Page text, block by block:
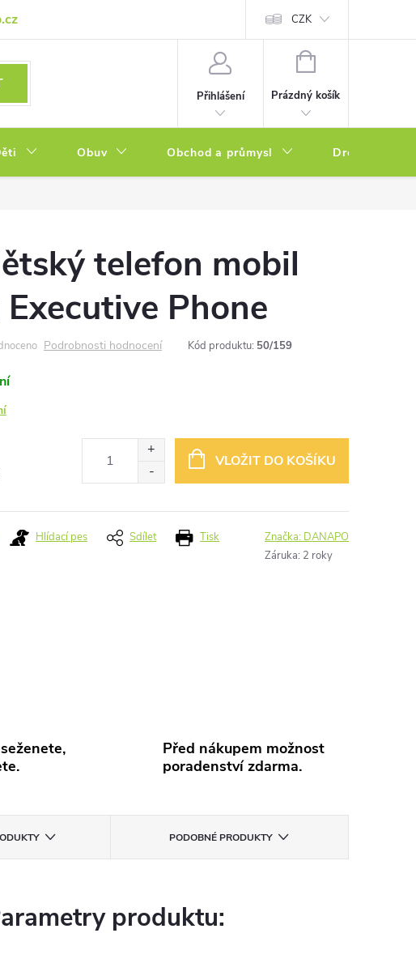
a výměna zboží Podmínky ochrany osobních údajů Soubory cookies
CZK
Přihlášení
NÁKUPNÍ
Prázdný košík
Obuv Obchod a průmysl Drogerie
telefon mobil
Phone
Podrobnosti hodnocení Kód produktu: 50/159
VLOŽIT DO KOŠÍKU
Tisk
Hlídací pes Sdílet Značka: DANAPO
Záruka: 2 roky
Před nákupem možnost
poradenství zdarma.
PODOBNÉ PRODUKTY
produktu: